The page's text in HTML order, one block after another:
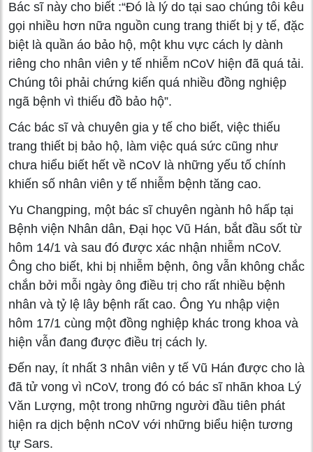
Bác sĩ này cho biết :“Đó là lý do tại sao chúng tôi kêu
gọi nhiều hơn nữa nguồn cung trang thiết bị y tế, đặc
biệt là quần áo bảo hộ, một khu vực cách ly dành
riêng cho nhân viên y tế nhiễm nCoV hiện đã quá tải.
Chúng tôi phải chứng kiến quá nhiều đồng nghiệp
ngã bệnh vì thiếu đồ bảo hộ”.
Các bác sĩ và chuyên gia y tế cho biết, việc thiếu
trang thiết bị bảo hộ, làm việc quá sức cũng như
chưa hiểu biết hết về nCoV là những yếu tố chính
khiến số nhân viên y tế nhiễm bệnh tăng cao.
Yu Changping, một bác sĩ chuyên ngành hô hấp tại
Bệnh viện Nhân dân, Đại học Vũ Hán, bắt đầu sốt từ
hôm 14/1 và sau đó được xác nhận nhiễm nCoV.
Ông cho biết, khi bị nhiễm bệnh, ông vẫn không chắc
chắn bởi mỗi ngày ông điều trị cho rất nhiều bệnh
nhân và tỷ lệ lây bệnh rất cao. Ông Yu nhập viện
hôm 17/1 cùng một đồng nghiệp khác trong khoa và
hiện vẫn đang được điều trị cách ly.
Đến nay, ít nhất 3 nhân viên y tế Vũ Hán được cho là
đã tử vong vì nCoV, trong đó có bác sĩ nhãn khoa Lý
Văn Lượng, một trong những người đầu tiên phát
hiện ra dịch bệnh nCoV với những biểu hiện tương
tự Sars.